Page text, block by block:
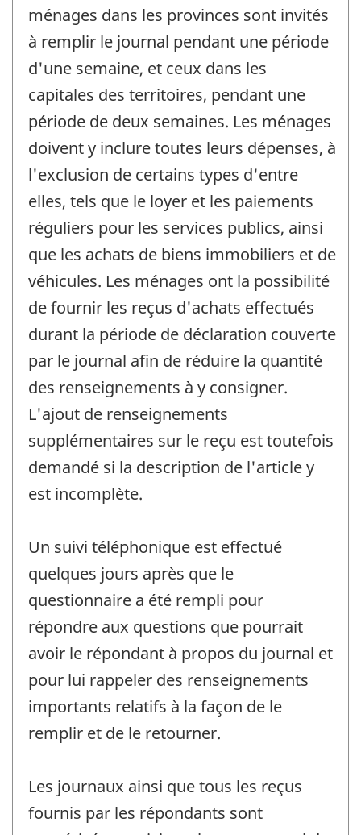
ménages dans les provinces sont invités
à remplir le journal pendant une période
d'une semaine, et ceux dans les
capitales des territoires, pendant une
période de deux semaines. Les ménages
doivent y inclure toutes leurs dépenses, à
l'exclusion de certains types d'entre
elles, tels que le loyer et les paiements
réguliers pour les services publics, ainsi
que les achats de biens immobiliers et de
véhicules. Les ménages ont la possibilité
de fournir les reçus d'achats effectués
durant la période de déclaration couverte
par le journal afin de réduire la quantité
des renseignements à y consigner.
L'ajout de renseignements
supplémentaires sur le reçu est toutefois
demandé si la description de l'article y
est incomplète.
Un suivi téléphonique est effectué
quelques jours après que le
questionnaire a été rempli pour
répondre aux questions que pourrait
avoir le répondant à propos du journal et
pour lui rappeler des renseignements
importants relatifs à la façon de le
remplir et de le retourner.
Les journaux ainsi que tous les reçus
fournis par les répondants sont